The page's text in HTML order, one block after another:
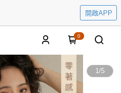
開啟APP
0
1/5